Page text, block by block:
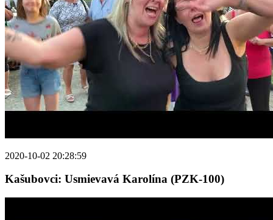
2020-10-02 20:28:59
Kašubovci: Usmievavá Karolína (PZK-100)